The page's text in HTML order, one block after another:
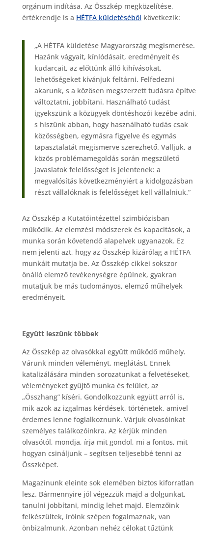
orgánum indítása. Az Összkép megközelítése,
értékrendje is a HÉTFA küldetéséből következik:
„A HÉTFA küldetése Magyarország megismerése.
Hazánk vágyait, kínlódásait, eredményeit és
kudarcait, az előttünk álló kihívásokat,
lehetőségeket kívánjuk feltárni. Felfedezni
akarunk, s a közösen megszerzett tudásra építve
változtatni, jobbítani. Használható tudást
igyekszünk a közügyek döntéshozói kezébe adni,
s hiszünk abban, hogy használható tudás csak
közösségben, egymásra figyelve és egymás
tapasztalatát megismerve szerezhető. Valljuk, a
közös problémamegoldás során megszülető
javaslatok felelősséget is jelentenek: a
megvalósítás következményiért a kidolgozásban
részt vállalóknak is felelősséget kell vállalniuk.”
Az Összkép a Kutatóintézettel szimbiózisban
működik. Az elemzési módszerek és kapacitások, a
munka során követendő alapelvek ugyanazok. Ez
nem jelenti azt, hogy az Összkép kizárólag a HÉTFA
munkáit mutatja be. Az Összkép cikkei sokszor
önálló elemző tevékenységre épülnek, gyakran
mutatjuk be más tudományos, elemző műhelyek
eredményeit.
Együtt leszünk többek
Az Összkép az olvasókkal együtt működő műhely.
Várunk minden véleményt, meglátást. Ennek
katalizálására minden sorozatunkat a felvetéseket,
véleményeket gyűjtő munka és felület, az
„Összhang” kíséri. Gondolkozzunk együtt arról is,
mik azok az izgalmas kérdések, történetek, amivel
érdemes lenne foglalkoznunk. Várjuk olvasóinkat
személyes találkozóinkra. Az kérjük minden
olvasótól, mondja, írja mit gondol, mi a fontos, mit
hogyan csináljunk – segítsen teljesebbé tenni az
Összképet.
Magazinunk eleinte sok elemében biztos kiforratlan
lesz. Bármennyire jól végezzük majd a dolgunkat,
tanulni jobbítani, mindig lehet majd. Elemzőink
felkészültek, íróink szépen fogalmaznak, van
önbizalmunk. Azonban nehéz célokat tűztünk